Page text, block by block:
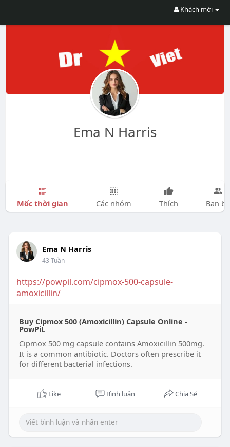
Khách mời
Ema N Harris
Mốc thời gian Các nhóm Thích Bạn bè
Ema N Harris
43 Tuần
https://powpil.com/cipmox-500-capsule-
amoxicillin/
Buy Cipmox 500 (Amoxicillin) Capsule Online -
PowPiL
Cipmox 500 mg capsule contains Amoxicillin 500mg.
It is a common antibiotic. Doctors often prescribe it
for different bacterial infections.
Like Bình luận Chia Sẻ